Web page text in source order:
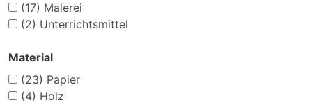
(17) Malerei
(2) Unterrichtsmittel
Material
(23) Papier
(4) Holz